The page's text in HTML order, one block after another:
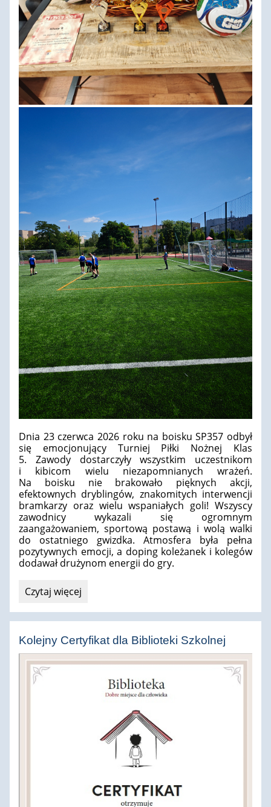
Dnia 23 czerwca 2026 roku na boisku SP357 odbył
się emocjonujący Turniej Piłki Nożnej Klas
5. Zawody dostarczyły wszystkim uczestnikom
i kibicom wielu niezapomnianych wrażeń.
Na boisku nie brakowało pięknych akcji,
efektownych dryblingów, znakomitych interwencji
bramkarzy oraz wielu wspaniałych goli! Wszyscy
zawodnicy wykazali się ogromnym
zaangażowaniem, sportową postawą i wolą walki
do ostatniego gwizdka.
Atmosfera była pełna
pozytywnych emocji, a doping koleżanek i kolegów
dodawał drużynom energii do gry.
Turniej
5:
Czytaj więcej
Kolejny Certyfikat dla Biblioteki Szkolnej